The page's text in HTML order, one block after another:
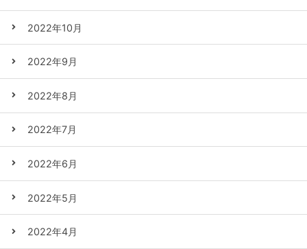
2022年10月
2022年9月
2022年8月
2022年7月
2022年6月
2022年5月
2022年4月